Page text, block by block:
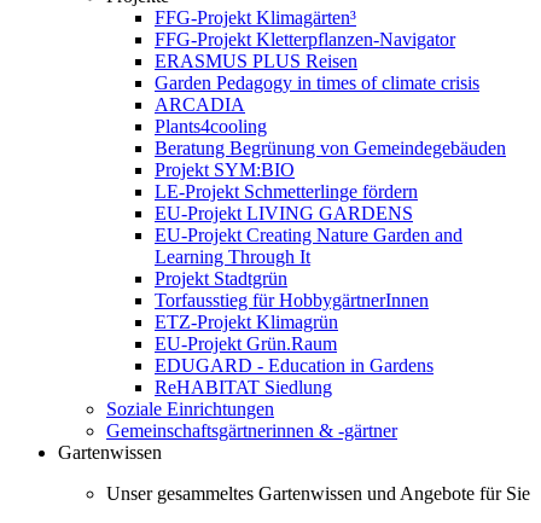
FFG-Projekt Klimagärten³
FFG-Projekt Kletterpflanzen-Navigator
ERASMUS PLUS Reisen
Garden Pedagogy in times of climate crisis
ARCADIA
Plants4cooling
Beratung Begrünung von Gemeindegebäuden
Projekt SYM:BIO
LE-Projekt Schmetterlinge fördern
EU-Projekt LIVING GARDENS
EU-Projekt Creating Nature Garden and
Learning Through It
Projekt Stadtgrün
Torfausstieg für HobbygärtnerInnen
ETZ-Projekt Klimagrün
EU-Projekt Grün.Raum
EDUGARD - Education in Gardens
ReHABITAT Siedlung
Soziale Einrichtungen
Gemeinschaftsgärtnerinnen & -gärtner
Gartenwissen
Unser gesammeltes Gartenwissen und Angebote für Sie